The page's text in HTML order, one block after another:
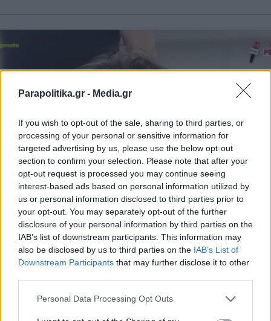
Parapolitika.gr - Media.gr
If you wish to opt-out of the sale, sharing to third parties, or
processing of your personal or sensitive information for
targeted advertising by us, please use the below opt-out
section to confirm your selection. Please note that after your
opt-out request is processed you may continue seeing
interest-based ads based on personal information utilized by
us or personal information disclosed to third parties prior to
your opt-out. You may separately opt-out of the further
disclosure of your personal information by third parties on the
IAB’s list of downstream participants. This information may
also be disclosed by us to third parties on the IAB’s List of
Downstream Participants that may further disclose it to other
Personal Data Processing Opt Outs
ΕΛΛΑΔΑ 22.11.2025 17:59
PARAPOLITIKA NEWSROOM
Αγωνία για τον 18χρονο Μάριο - Ποιο
είναι το κρίσιμο βήμα που ακολουθεί;
Γιατί μπαίνει ξανά στο χειρουργείο;
Εγγραφή στο newsletter